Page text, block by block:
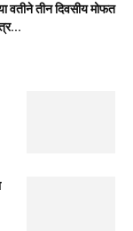
वतीने तीन दिवसीय मोफत